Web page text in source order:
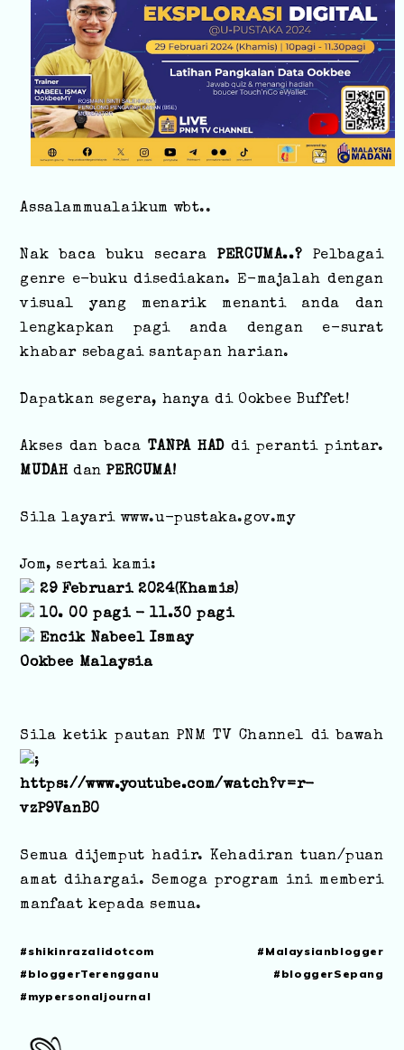
Assalammualaikum wbt..
Nak baca buku secaraPERCUMA..? Pelbagai
genre e-buku disediakan. E-majalah dengan
visual yang menarik menanti anda dan
lengkapkan pagi anda dengan e-surat
khabar sebagai santapan harian.
Dapatkan segera, hanya di Ookbee Buffet!
Akses dan baca TANPA HADdi peranti pintar.
MUDAHdanPERCUMA!
Sila layari www.u-pustaka.gov.my
Jom, sertai kami:
29 Februari 2024(Khamis)
10. 00 pagi - 11.30 pagi
Encik Nabeel Ismay
Ookbee Malaysia
Sila ketik pautan PNM TV Channel di bawah
;
https://www.youtube.com/watch?v=r-
vzP9VanB0
Semua dijemput hadir. Kehadiran tuan/puan
amat dihargai. Semoga program ini memberi
manfaat kepada semua.
#shikinrazalidotcom #Malaysianblogger
#bloggerTerengganu #bloggerSepang
#mypersonaljournal